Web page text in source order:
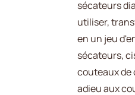
sécateurs
utiliser,
en un jeu
sécateurs,
couteaux de
adieu aux